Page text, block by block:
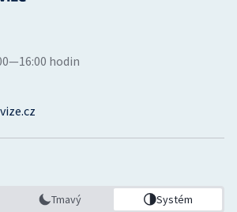
hodin
Tmavý Systém